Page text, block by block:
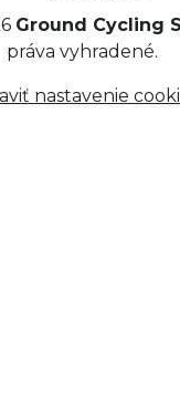
Ground Cycling
práva vyhradené.
nastavenie